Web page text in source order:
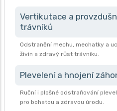
Vertikutace a
trávníků
Odstranění mechu, mechatky a
živin a zdravý růst trávníku.
Plevelení a hnojení
Ruční i plošné odstraňování
pro bohatou a zdravou úrodu.